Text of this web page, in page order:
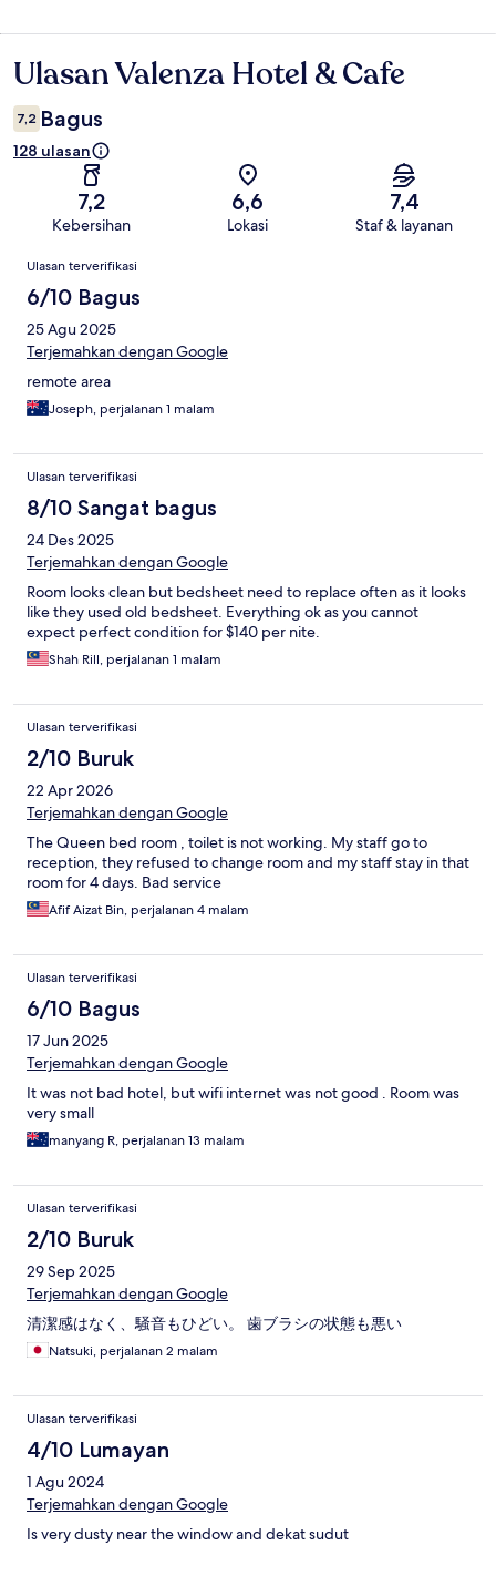
Ulasan
Ulasan Valenza Hotel & Cafe
7,2 Bagus
128 ulasan
7,2
Kebersihan
6,6
Lokasi
7,4
Staf & layanan
Ulasan
Ulasan terverifikasi
6/10 Bagus
25 Agu 2025
Terjemahkan dengan Google
remote area
Joseph, perjalanan 1 malam
Ulasan terverifikasi
8/10 Sangat bagus
24 Des 2025
Terjemahkan dengan Google
Room looks clean but bedsheet need to replace often as it looks
like they used old bedsheet. Everything ok as you cannot
expect perfect condition for $140 per nite.
Shah Rill, perjalanan 1 malam
Ulasan terverifikasi
2/10 Buruk
22 Apr 2026
Terjemahkan dengan Google
The Queen bed room , toilet is not working. My staff go to
reception, they refused to change room and my staff stay in that
room for 4 days. Bad service
Afif Aizat Bin, perjalanan 4 malam
Ulasan terverifikasi
6/10 Bagus
17 Jun 2025
Terjemahkan dengan Google
It was not bad hotel, but wifi internet was not good . Room was
very small
manyang R, perjalanan 13 malam
Ulasan terverifikasi
2/10 Buruk
29 Sep 2025
Terjemahkan dengan Google
清潔感はなく、騒音もひどい。 歯ブラシの状態も悪い
Natsuki, perjalanan 2 malam
Ulasan terverifikasi
4/10 Lumayan
1 Agu 2024
Terjemahkan dengan Google
Is very dusty near the window and dekat sudut